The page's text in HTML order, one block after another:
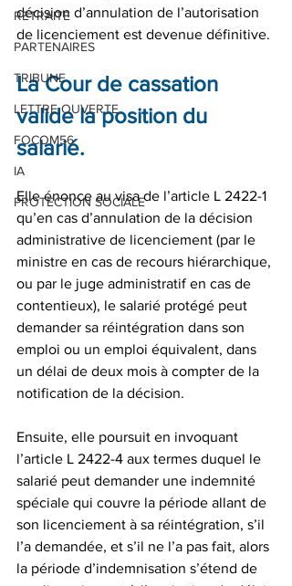
RETRAITE
PARTENAIRES
TRIBUNE
LETTRE OUVERTE
FOCOM56
IA
PROTECTION SOCIALE
décision d’annulation de l’autorisation
de licenciement est devenue définitive.
La Cour de cassation
valide la position du
salarié.
Elle énonce au visa de l’article L 2422-1
qu’en cas d’annulation de la décision
administrative de licenciement (par le
ministre en cas de recours hiérarchique,
ou par le juge administratif en cas de
contentieux), le salarié protégé peut
demander sa réintégration dans son
emploi ou un emploi équivalent, dans
un délai de deux mois à compter de la
notification de la décision.
Ensuite, elle poursuit en invoquant
l’article L 2422-4 aux termes duquel le
salarié peut demander une indemnité
spéciale qui couvre la période allant de
son licenciement à sa réintégration, s’il
l’a demandée, et s’il ne l’a pas fait, alors
la période d’indemnisation s’étend de